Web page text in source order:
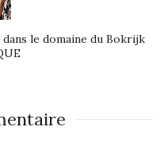
le domaine du Bokrijk